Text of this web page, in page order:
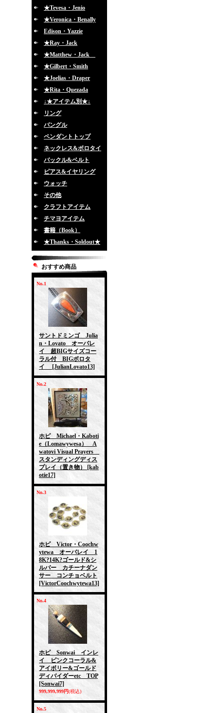
★Tevesa・Jenio
★Veronica・Benally
Edison・Yazzie
★Ray・Jack
★Matthew・Jack
★Gilbert・Smith
★Joelias・Draper
★Rita・Quezada
↓★アイテム別★↓
リング
バングル
ペンダントトップ
ネックレス&ボロタイ
バックル&ベルト
ピアス&イヤリング
ウォッチ
その他
クラフトアイテム
チマヨアイテム
書籍（Book）
★Thanks・Soldout★
おすすめ商品
No.1
サントドミンゴ Julia
n・Lovato オーバレ
イ 超BIGサイズコー
ラル付 BIGボロタ
イ
[JulianLovato13]
No.2
ホピ Michael・Kaboti
e（Lomawywesa） A
watovi Visual Prayers
スタンディングディス
プレイ（置き物）
[kab
otie17]
No.3
ホピ Victor・Coochw
ytewa オーバレイ 1
8K?14K?ゴールド&シ
ルバー カチーナダン
サー コンチョベルト
[VictorCoochwytewa13]
No.4
ホピ Sonwai インレ
イ ピンクコーラル&
アイボリー&ゴールド
ディバイダーetc TOP
[Sonwai7]
999,999,999円(税込)
No.5